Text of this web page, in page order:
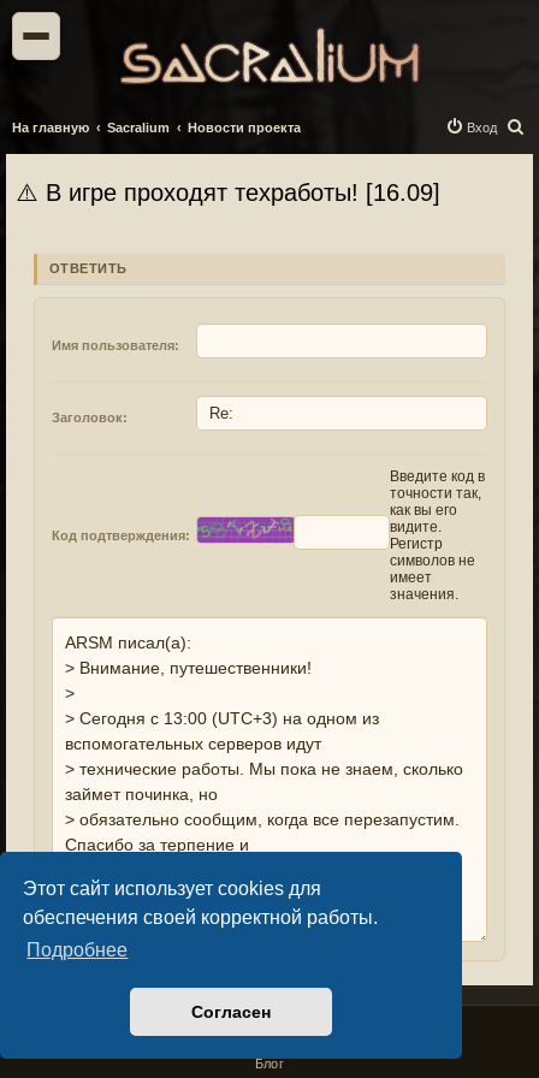
Этот сайт использует cookies для
обеспечения своей корректной работы.
Подробнее
Согласен
На главную Sacralium Новости проекта
о
Вход
⚠️ В игре проходят техработы! [16.09]
ОТВЕТИТЬ
Имя пользователя:
Заголовок:
Код подтверждения:
Введите код в
точности так,
как вы его
видите.
Регистр
символов не
имеет
значения.
Privacy PolicyLicense Agreement
Copyright © Sacralium Games 2023-
Блог